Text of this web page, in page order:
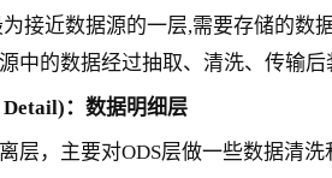
接近数据源的一层,需要存储的
中的数据经过抽取、清洗、传输后
：数据明细层
层，主要对ODS层做一些数据清